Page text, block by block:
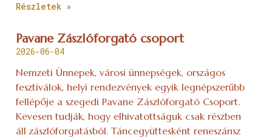
Részletek »
Pavane Zászlóforgató csoport
2026-06-04
Nemzeti Ünnepek, városi ünnepségek, országos
fesztiválok, helyi rendezvények egyik legnépszerűbb
fellépője a szegedi Pavane Zászlóforgató Csoport.
Kevesen tudják, hogy elhivatottságuk csak részben
áll zászlóforgatásból. Táncegyüttesként reneszánsz